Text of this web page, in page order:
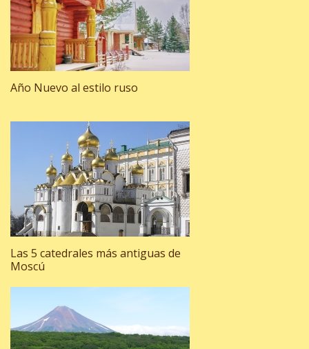
Año Nuevo al estilo ruso
Las 5 catedrales más antiguas de
Moscú